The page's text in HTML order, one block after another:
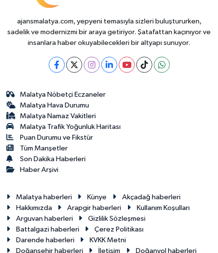
ajansmalatya.com, yepyeni temasıyla sizleri buluştururken,
sadelik ve modernizmi bir araya getiriyor. Şatafattan kaçınıyor ve
insanlara haber okuyabilecekleri bir altyapı sunuyor.
Malatya Nöbetçi Eczaneler
Malatya Hava Durumu
Malatya Namaz Vakitleri
Malatya Trafik Yoğunluk Haritası
Puan Durumu ve Fikstür
Tüm Manşetler
Son Dakika Haberleri
Haber Arşivi
Malatya haberleri Künye
Akçadağ haberleri
Hakkımızda
Arapgir haberleri
Kullanım Koşulları
Arguvan haberleri
Gizlilik Sözleşmesi
Battalgazi haberleri
Çerez Politikası
Darende haberleri
KVKK Metni
Doğanşehir haberleri
İletişim
Doğanyol haberleri